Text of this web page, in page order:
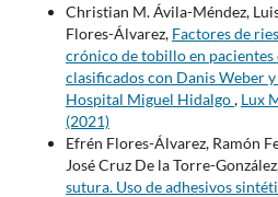
Christian M. Ávila-Méndez,
Flores-Álvarez, Factores de
crónico de tobillo en
clasificados con Danis Weber
Hospital Miguel Hidalgo, Lux
(2021)
Efrén Flores-Álvarez, Ramón
José Cruz De la Torre-
sutura. Uso de adhesivos